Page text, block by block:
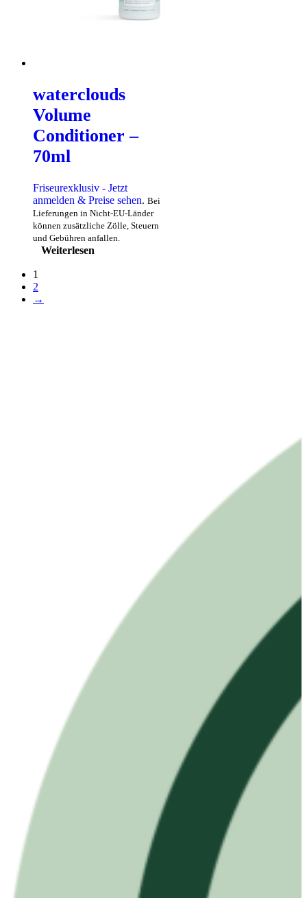
waterclouds
Volume
Conditioner –
70ml
Friseurexklusiv - Jetzt
anmelden & Preise sehen. Bei
Lieferungen in Nicht-EU-Länder
können zusätzliche Zölle, Steuern
und Gebühren anfallen.
Weiterlesen
1
2
→